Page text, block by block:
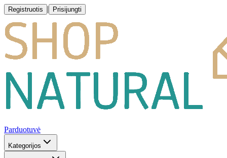
Registruotis | Prisijungti
Parduotuvė
Kategorijos